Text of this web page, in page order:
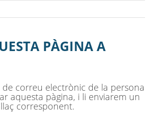
PÀGINA A
correu electrònic de la persona
aquesta pàgina, i li enviarem un
corresponent.